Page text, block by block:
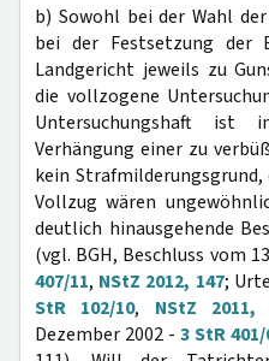
b) Sowohl bei der Wahl
bei der Festsetzung der
Landgericht jeweils zu
die vollzogene
Untersuchungshaft ist
Verhängung einer zu
kein
Vollzug wären
deutlich hinausgehende
(vgl. BGH, Beschluss vom
407/11, NStZ 2012, 147;
StR 102/10, NStZ 2011,
Dezember 2002 - 3 StR